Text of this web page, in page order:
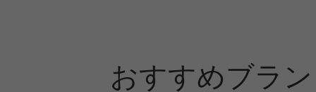
おすすめブラ